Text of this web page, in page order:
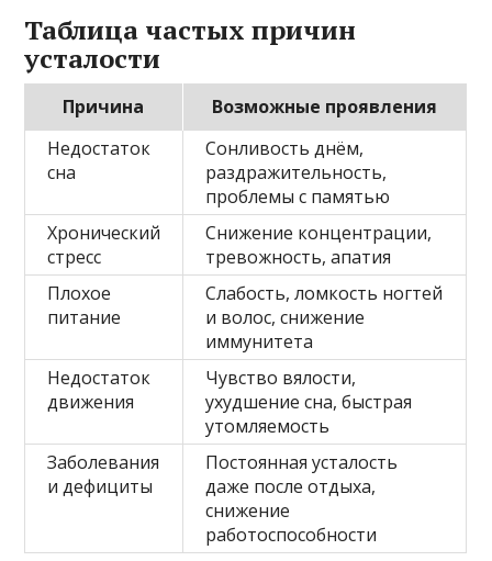
Таблица частых причин
усталости
Причина
Возможные проявления
Недостаток
сна
Сонливость днём,
раздражительность,
проблемы с памятью
Хронический
стресс
Снижение концентрации,
тревожность, апатия
Плохое
питание
Слабость, ломкость ногтей
и волос, снижение
иммунитета
Недостаток
движения
Чувство вялости,
ухудшение сна, быстрая
утомляемость
Заболевания
и дефициты
Постоянная усталость
даже после отдыха,
снижение
работоспособности